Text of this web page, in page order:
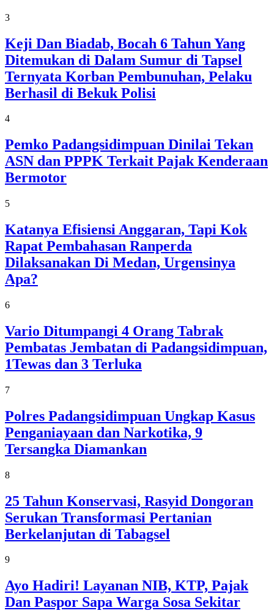
3
Keji Dan Biadab, Bocah 6 Tahun Yang
Ditemukan di Dalam Sumur di Tapsel
Ternyata Korban Pembunuhan, Pelaku
Berhasil di Bekuk Polisi
4
Pemko Padangsidimpuan Dinilai Tekan
ASN dan PPPK Terkait Pajak Kenderaan
Bermotor
5
Katanya Efisiensi Anggaran, Tapi Kok
Rapat Pembahasan Ranperda
Dilaksanakan Di Medan, Urgensinya
Apa?
6
Vario Ditumpangi 4 Orang Tabrak
Pembatas Jembatan di Padangsidimpuan,
1Tewas dan 3 Terluka
7
Polres Padangsidimpuan Ungkap Kasus
Penganiayaan dan Narkotika, 9
Tersangka Diamankan
8
25 Tahun Konservasi, Rasyid Dongoran
Serukan Transformasi Pertanian
Berkelanjutan di Tabagsel
9
Ayo Hadiri! Layanan NIB, KTP, Pajak
Dan Paspor Sapa Warga Sosa Sekitar